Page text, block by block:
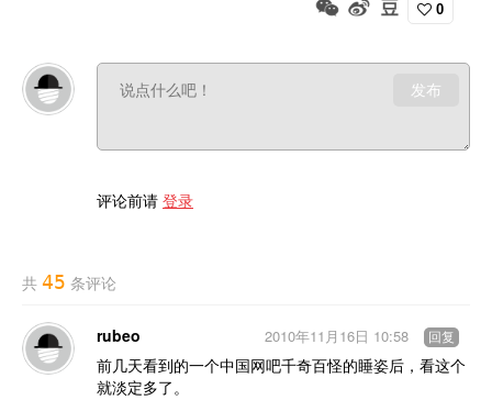
0
发布
评论前请 登录
共 45 条评论
rubeo
前几天看到的一个中国网吧千奇百怪的睡姿后，看这个
就淡定多了。
2010年11月16日 10:58 回复